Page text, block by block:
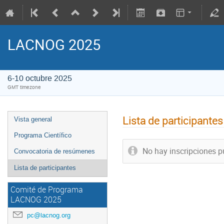
LACNOG 2025
6-10 octubre 2025
GMT timezone
Vista general
Programa Científico
Convocatoria de resúmenes
Lista de participantes
Comité de Programa
LACNOG 2025
pc@lacnog.org
Lista de participantes
No hay inscripciones